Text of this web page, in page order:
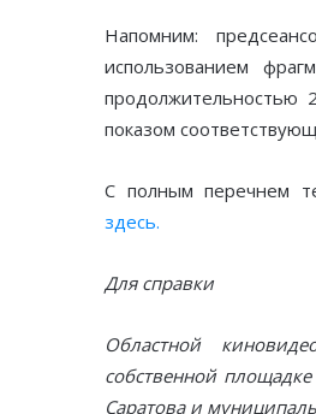
Напомним:
использованием
продолжительностью
показом
С полным перечнем
здесь.
Для справки
Областной
собственной
Саратова и